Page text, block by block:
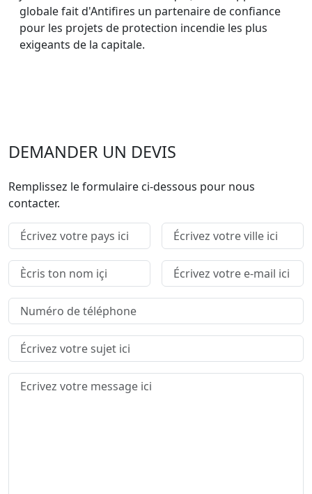
globale fait d'Antifires un partenaire de confiance
pour les projets de protection incendie les plus
exigeants de la capitale.
DEMANDER UN DEVIS
Remplissez le formulaire ci-dessous pour nous
contacter.